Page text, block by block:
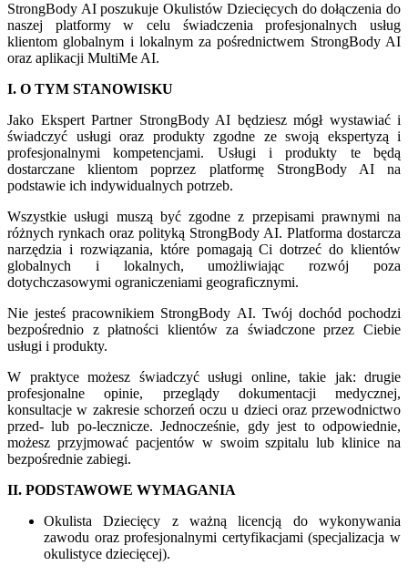
StrongBody AI poszukuje Okulistów Dziecięcych do dołączenia do
naszej platformy w celu świadczenia profesjonalnych usług
klientom globalnym i lokalnym za pośrednictwem StrongBody AI
oraz aplikacji MultiMe AI.
I. O TYM STANOWISKU
Jako Ekspert Partner StrongBody AI będziesz mógł wystawiać i
świadczyć usługi oraz produkty zgodne ze swoją ekspertyzą i
profesjonalnymi kompetencjami. Usługi i produkty te będą
dostarczane klientom poprzez platformę StrongBody AI na
podstawie ich indywidualnych potrzeb.
Wszystkie usługi muszą być zgodne z przepisami prawnymi na
różnych rynkach oraz polityką StrongBody AI. Platforma dostarcza
narzędzia i rozwiązania, które pomagają Ci dotrzeć do klientów
globalnych i lokalnych, umożliwiając rozwój poza
dotychczasowymi ograniczeniami geograficznymi.
Nie jesteś pracownikiem StrongBody AI. Twój dochód pochodzi
bezpośrednio z płatności klientów za świadczone przez Ciebie
usługi i produkty.
W praktyce możesz świadczyć usługi online, takie jak: drugie
profesjonalne opinie, przeglądy dokumentacji medycznej,
konsultacje w zakresie schorzeń oczu u dzieci oraz przewodnictwo
przed- lub po-lecznicze. Jednocześnie, gdy jest to odpowiednie,
możesz przyjmować pacjentów w swoim szpitalu lub klinice na
bezpośrednie zabiegi.
II. PODSTAWOWE WYMAGANIA
Okulista Dziecięcy z ważną licencją do wykonywania
zawodu oraz profesjonalnymi certyfikacjami (specjalizacja w
okulistyce dziecięcej).